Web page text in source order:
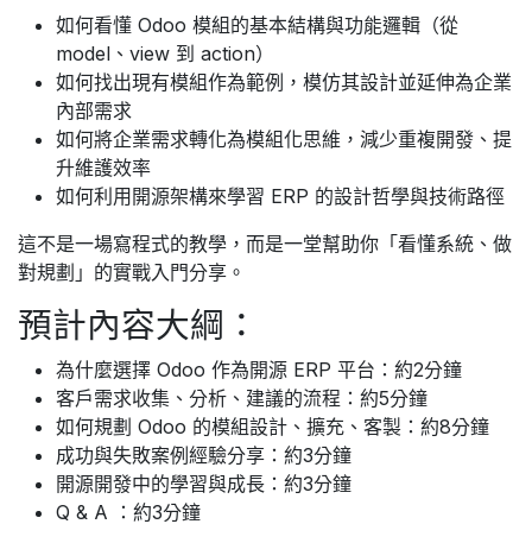
如何看懂 Odoo 模組的基本結構與功能邏輯（從
model、view 到 action）
如何找出現有模組作為範例，模仿其設計並延伸為企業
內部需求
如何將企業需求轉化為模組化思維，減少重複開發、提
升維護效率
如何利用開源架構來學習 ERP 的設計哲學與技術路徑
這不是一場寫程式的教學，而是一堂幫助你「看懂系統、做
對規劃」的實戰入門分享。
預計內容大綱：
為什麼選擇 Odoo 作為開源 ERP 平台：約2分鐘
客戶需求收集、分析、建議的流程：約5分鐘
如何規劃 Odoo 的模組設計、擴充、客製：約8分鐘
成功與失敗案例經驗分享：約3分鐘
開源開發中的學習與成長：約3分鐘
Q & A ：約3分鐘